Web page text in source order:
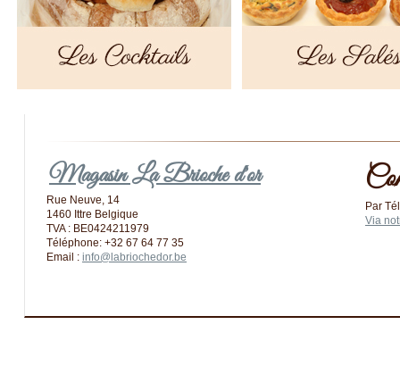
Par
Via
Magasin La Brioche d'or
Rue Neuve, 14
1460 Ittre Belgique
TVA : BE0424211979
Téléphone: +32 67 64 77 35
Email : info@labriochedor.be